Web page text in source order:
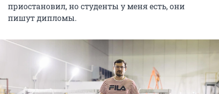
приостановил, но студенты у меня есть, они
пишут дипломы.